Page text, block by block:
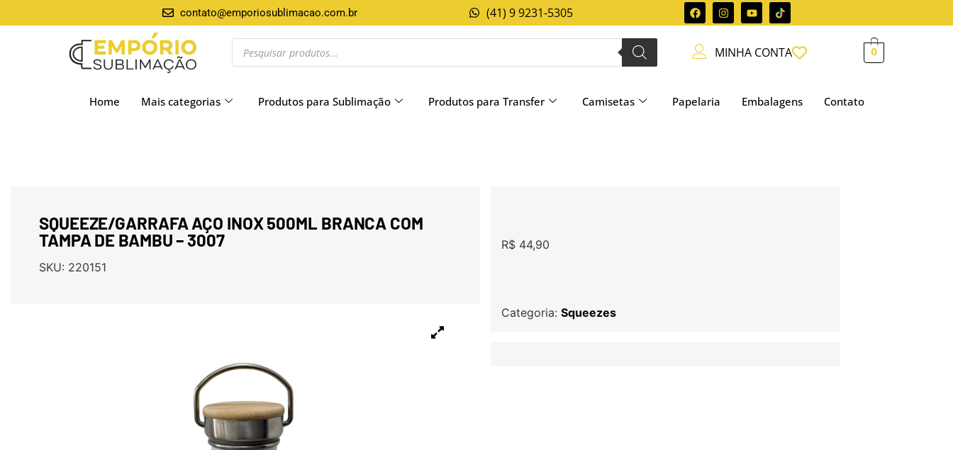
contato@emporiosublimacao.com.br (41) 9 9231-5305
MINHA CONTA 0
Home Mais categorias Produtos para Sublimação Produtos para Transfer Camisetas Papelaria Embalagens Contato
SQUEEZE/GARRAFA AÇO INOX 500ML BRANCA COM
TAMPA DE BAMBU – 3007
SKU: 220151
R$44,90
Categoria: Squeezes